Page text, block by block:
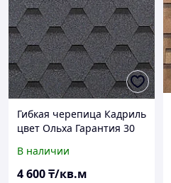
Гибкая черепица Кадриль
цвет Ольха Гарантия 30
В наличии
4 600₸/кв.м